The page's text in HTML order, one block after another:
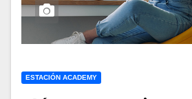
ESTACIÓN ACADEMY